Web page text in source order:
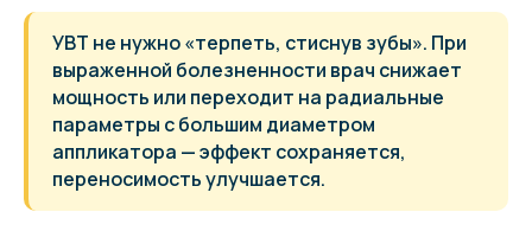
УВТ не нужно «терпеть, стиснув зубы». При
выраженной болезненности врач снижает
мощность или переходит на радиальные
параметры с большим диаметром
аппликатора — эффект сохраняется,
переносимость улучшается.